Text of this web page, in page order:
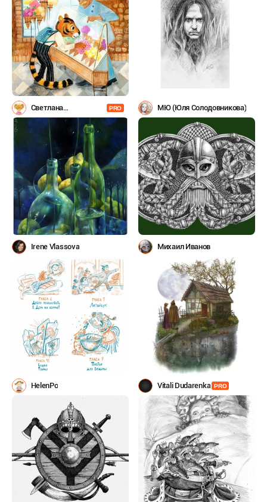
Светлана
Емельянова
PRO МЮ (Юля Солодовникова)
Irene Vlassova Михаил Иванов
HelenPo Vitali Dudarenka PRO